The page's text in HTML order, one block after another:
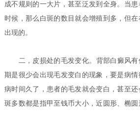
成不规则的一大片，甚至泛发到全身。当
时候，那么白斑的数目就会增殖到多，但
出现的。
二，皮损处的毛发变化。 背部白癜风
期是很少会出现毛发变白的现象，要是病
病时间久了，患者的毛发就会变白，甚至
斑多数都是指甲至钱币大小，近圆形、椭